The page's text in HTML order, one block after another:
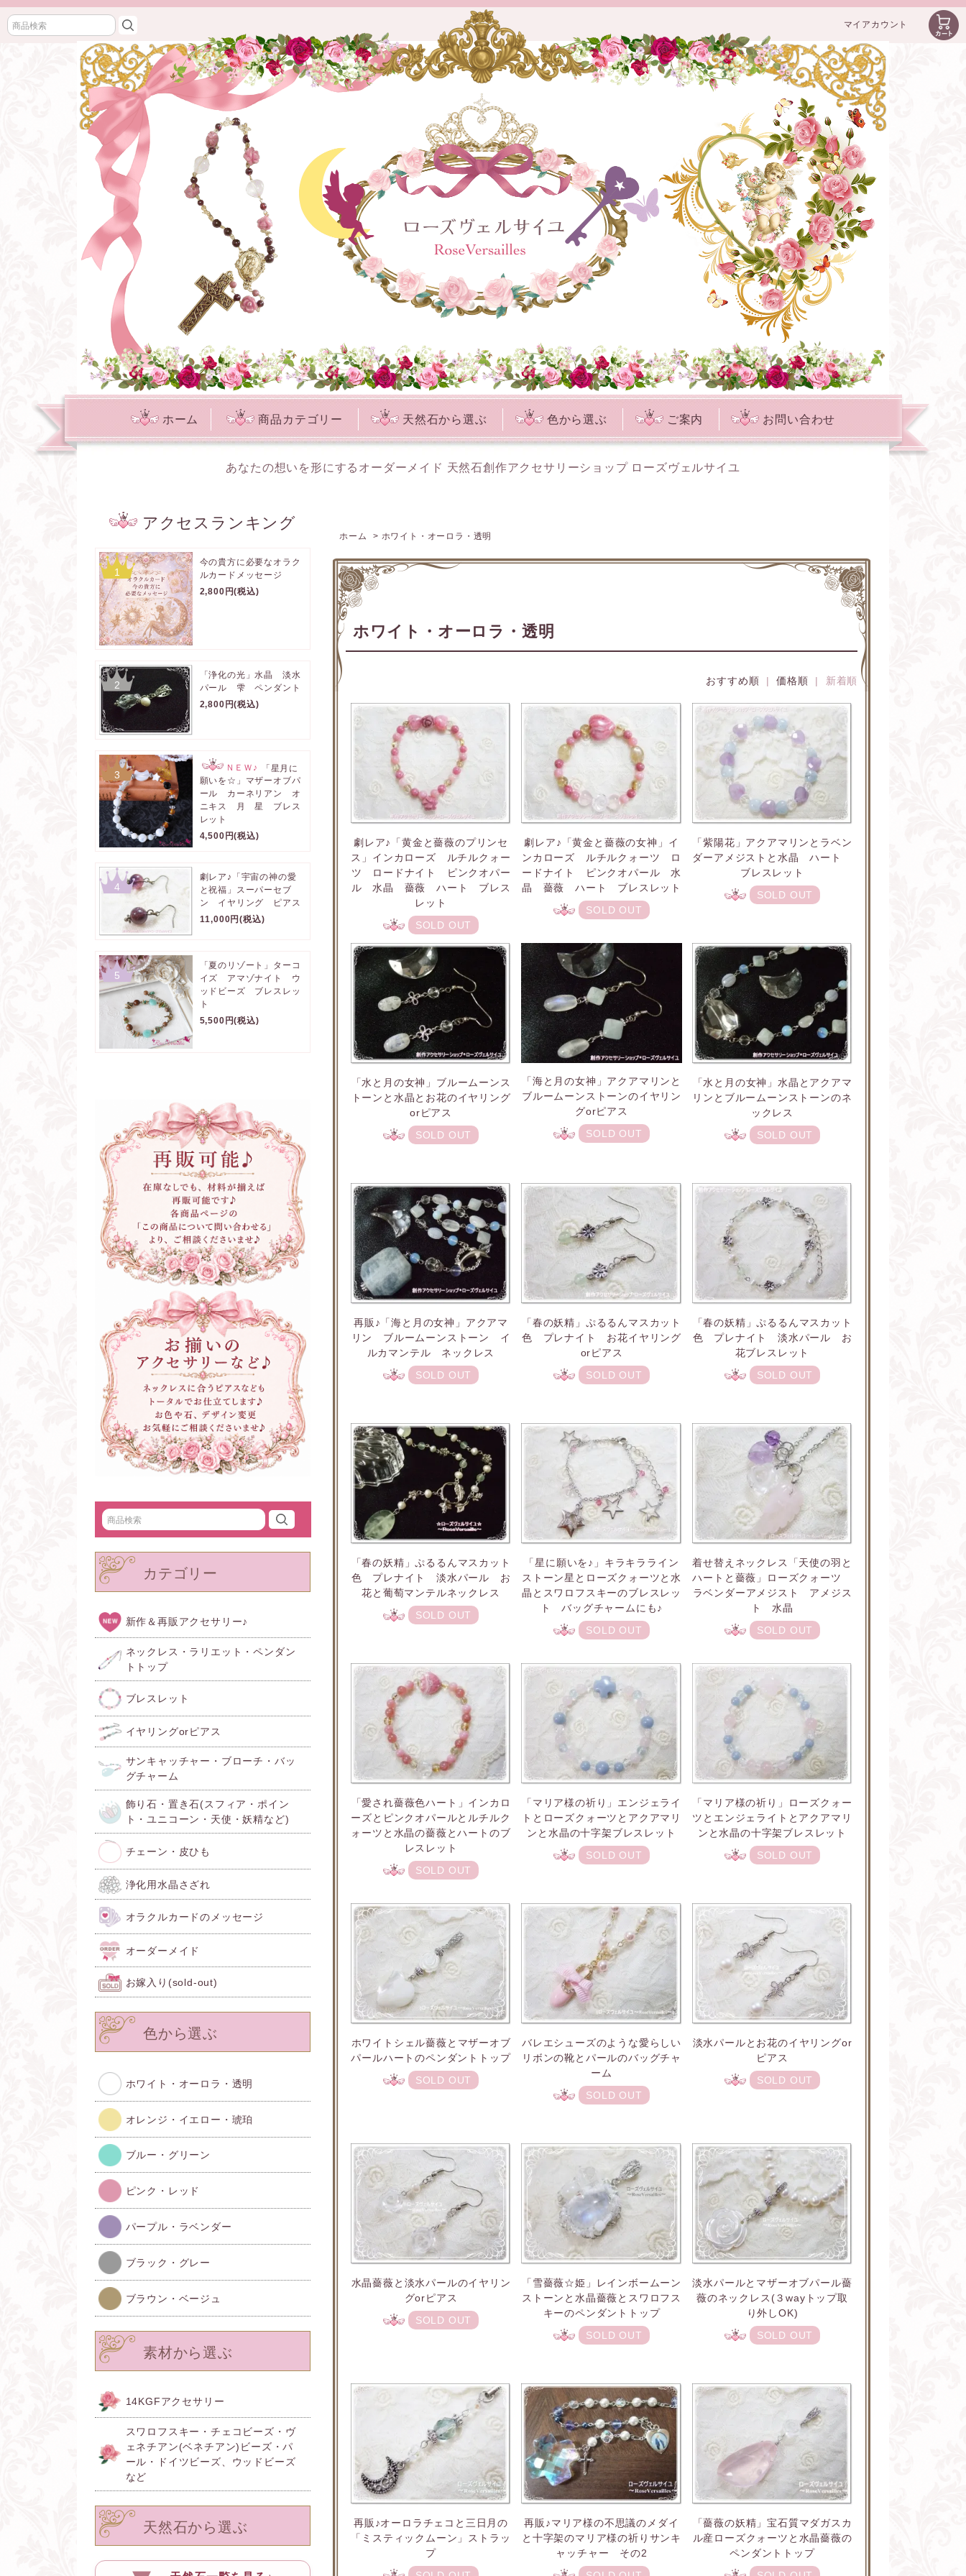
マイアカウント
ホーム 商品カテゴリー 天然石から選ぶ 色から選ぶ ご案内 お問い合わせ
あなたの想いを形にするオーダーメイド 天然石創作アクセサリーショップ ローズヴェルサイユ
アクセスランキング
1
今の貴方に必要なオラク
ルカードメッセージ
2,800円(税込)
2
「浄化の光」水晶 淡水
パール 雫 ペンダント
2,800円(税込)
3
ＮＥＷ♪
「星月に
願いを☆」マザーオブパ
ール カーネリアン オ
ニキス 月 星 ブレス
レット
4,500円(税込)
4
劇レア♪「宇宙の神の愛
と祝福」スーパーセブ
ン イヤリング ピアス
11,000円(税込)
5
「夏のリゾート」ターコ
イズ アマゾナイト ウ
ッドビーズ ブレスレッ
ト
5,500円(税込)
カテゴリー
新作＆再販アクセサリー♪
ネックレス・ラリエット・ペンダン
トトップ
ブレスレット
イヤリングorピアス
サンキャッチャー・ブローチ・バッ
グチャーム
飾り石・置き石(スフィア・ポイン
ト・ユニコーン・天使・妖精など)
チェーン・皮ひも
浄化用水晶さざれ
オラクルカードのメッセージ
オーダーメイド
お嫁入り(sold-out)
色から選ぶ
ホワイト・オーロラ・透明
オレンジ・イエロー・琥珀
ブルー・グリーン
ピンク・レッド
パープル・ラベンダー
ブラック・グレー
ブラウン・ベージュ
素材から選ぶ
14KGFアクセサリー
スワロフスキー・チェコビーズ・ヴ
ェネチアン(ベネチアン)ビーズ・パ
ール・ドイツビーズ、ウッドビーズ
など
天然石から選ぶ
ホーム > ホワイト・オーロラ・透明
ホワイト・オーロラ・透明
おすすめ順 |価格順 | 新着順
劇レア♪「黄金と薔薇のプリンセ
ス」インカローズ ルチルクォー
ツ ロードナイト ピンクオパー
ル 水晶 薔薇 ハート ブレス
レット
SOLD OUT
劇レア♪「黄金と薔薇の女神」イ
ンカローズ ルチルクォーツ ロ
ードナイト ピンクオパール 水
晶 薔薇 ハート ブレスレット
SOLD OUT
「紫陽花」アクアマリンとラベン
ダーアメジストと水晶 ハート
ブレスレット
SOLD OUT
「水と月の女神」ブルームーンス
トーンと水晶とお花のイヤリング
orピアス
SOLD OUT
「海と月の女神」アクアマリンと
ブルームーンストーンのイヤリン
グorピアス
SOLD OUT
「水と月の女神」水晶とアクアマ
リンとブルームーンストーンのネ
ックレス
SOLD OUT
再販♪「海と月の女神」アクアマ
リン ブルームーンストーン イ
ルカマンテル ネックレス
SOLD OUT
「春の妖精」ぷるるんマスカット
色 プレナイト お花イヤリング
orピアス
SOLD OUT
「春の妖精」ぷるるんマスカット
色 プレナイト 淡水パール お
花ブレスレット
SOLD OUT
「春の妖精」ぷるるんマスカット
色 プレナイト 淡水パール お
花と葡萄マンテルネックレス
SOLD OUT
「星に願いを♪」キラキラライン
ストーン星とローズクォーツと水
晶とスワロフスキーのブレスレッ
ト バッグチャームにも♪
SOLD OUT
着せ替えネックレス「天使の羽と
ハートと薔薇」ローズクォーツ
ラベンダーアメジスト アメジス
ト 水晶
SOLD OUT
「愛され薔薇色ハート」インカロ
ーズとピンクオパールとルチルク
ォーツと水晶の薔薇とハートのブ
レスレット
SOLD OUT
「マリア様の祈り」エンジェライ
トとローズクォーツとアクアマリ
ンと水晶の十字架ブレスレット
SOLD OUT
「マリア様の祈り」ローズクォー
ツとエンジェライトとアクアマリ
ンと水晶の十字架ブレスレット
SOLD OUT
ホワイトシェル薔薇とマザーオブ
パールハートのペンダントトップ
SOLD OUT
バレエシューズのような愛らしい
リボンの靴とパールのバッグチャ
ーム
SOLD OUT
淡水パールとお花のイヤリングor
ピアス
SOLD OUT
水晶薔薇と淡水パールのイヤリン
グorピアス
SOLD OUT
「雪薔薇☆姫」レインボームーン
ストーンと水晶薔薇とスワロフス
キーのペンダントトップ
SOLD OUT
淡水パールとマザーオブパール薔
薇のネックレス(３wayトップ取
り外しOK)
SOLD OUT
再販♪オーロラチェコと三日月の
「ミスティックムーン」ストラッ
プ
再販♪マリア様の不思議のメダイ
と十字架のマリア様の祈りサンキ
ャッチャー その2
「薔薇の妖精」宝石質マダガスカ
ル産ローズクォーツと水晶薔薇の
ペンダントトップ